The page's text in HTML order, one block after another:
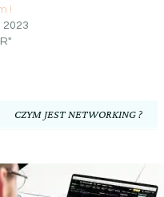
!
2023
CZYM JEST NETWORKING ?